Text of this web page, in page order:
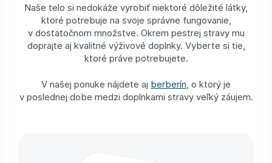
Naše telo si nedokáže vyrobiť niektoré dôležité látky,
ktoré potrebuje na svoje správne fungovanie,
v dostatočnom množstve. Okrem pestrej stravy mu
doprajte aj kvalitné výživové doplnky. Vyberte si tie,
ktoré práve potrebujete.
V našej ponuke nájdete aj berberín, o ktorý je
v poslednej dobe medzi doplnkami stravy veľký záujem.